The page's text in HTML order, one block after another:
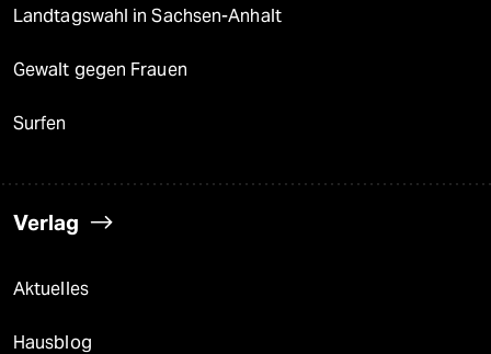
Landtagswahl in Sachsen-Anhalt
Gewalt gegen Frauen
Surfen
Verlag
Aktuelles
Hausblog